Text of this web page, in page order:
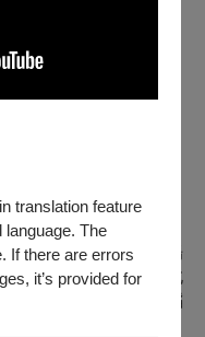
translation feature
language. The
If there are errors
it’s provided for
、C MUSICAL獨角音
，好多音樂、好多聲音
行音樂、廣告界。曾多
佳編曲、專輯製作人獎
國立臺北藝術大學劇場
場協會理事。國立臺北
學奧斯汀分校戲劇舞蹈